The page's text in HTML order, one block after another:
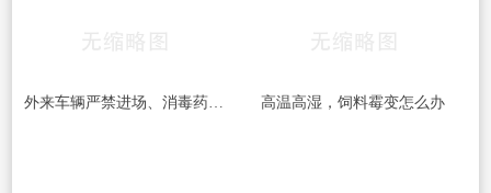
外来车辆严禁进场、消毒药品每周更换：中小猪场这些防疫红线，一条都不能破 高温高湿，饲料霉变怎么办